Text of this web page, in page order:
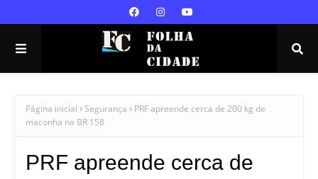
Página inicial Segurança
PRF apreende cerca de 200 kg de
maconha na BR 158
PRF apreende cerca de